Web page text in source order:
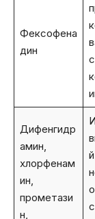
Фексофена
дин
Дифенгидр
амин,
хлорфенам
ин,
прометази
н,